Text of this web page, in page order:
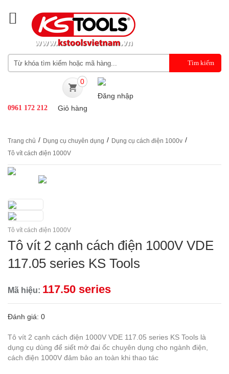
0961 172 212
0
Giỏ hàng
Đăng nhập
Trang chủ / Dụng cụ chuyên dụng / Dụng cụ cách điện 1000v /
Tô vít cách điện 1000V
Tô vít cách điện 1000V
Tô vít 2 cạnh cách điện 1000V VDE
117.05 series KS Tools
Mã hiệu: 117.50 series
Đánh giá: 0
Tô vít 2 cạnh cách điện 1000V VDE 117.05 series KS Tools là
dụng cụ dùng để siết mở đai ốc chuyên dụng cho ngành điện,
cách điện 1000V đảm bảo an toàn khi thao tác